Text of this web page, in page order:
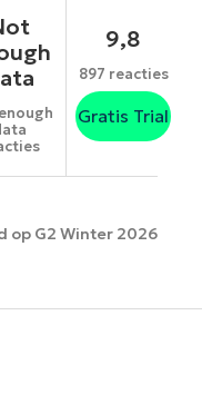
9,8
897 reacties
Gratis Trial
op G2 Winter 2026